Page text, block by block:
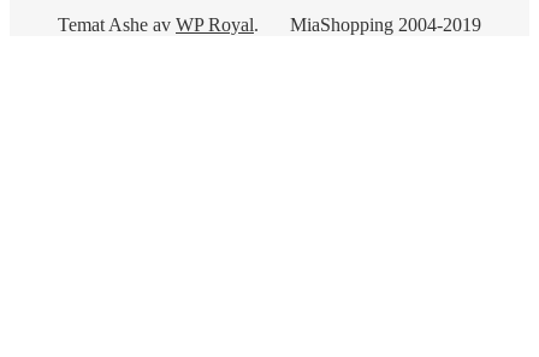
MiaShopping 2004-2019
Temat Ashe av WP Royal.